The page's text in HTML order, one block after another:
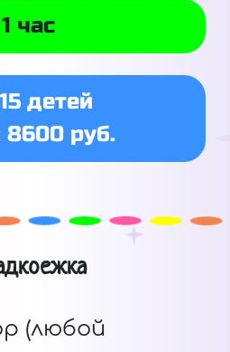
1 час
детей
8600 руб.
(любой